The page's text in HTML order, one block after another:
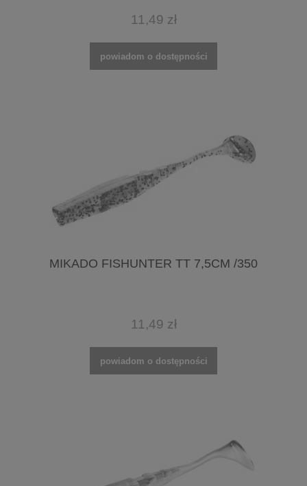
11,49 zł
powiadom o dostępności
MIKADO FISHUNTER TT 7,5CM /350
11,49 zł
powiadom o dostępności